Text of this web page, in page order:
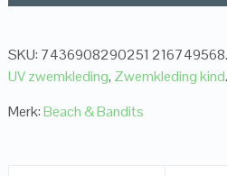
SKU: 7436908290251 216749568.
UV zwemkleding, Zwemkleding kind.
Merk:Beach & Bandits